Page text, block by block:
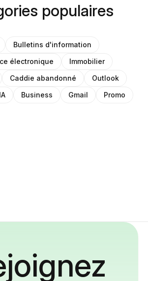
populaires
Bulletins d'information
électronique
Immobilier
Caddie abandonné
Outlook
Business Gmail Promo